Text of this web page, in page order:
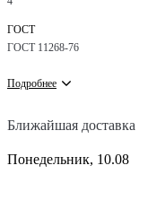
ГОСТ
ГОСТ 11268-76
Подробнее
Ближайшая доставка
Понедельник, 10.08